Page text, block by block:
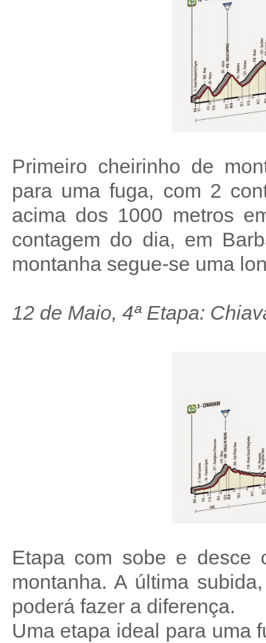
Primeiro cheirinho de
para uma fuga, com 2
acima dos 1000 metros
contagem do dia, em
montanha segue-se uma
12 de Maio, 4ª Etapa:
Etapa com sobe e desce
montanha. A última
poderá fazer a diferença.
Uma etapa ideal para uma